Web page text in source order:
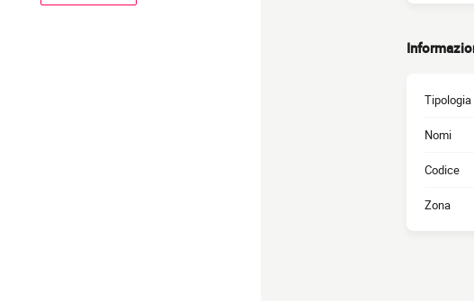
Tipologia
Nomi
Codice
Zona